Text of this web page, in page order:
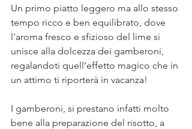
Un primo piatto leggero ma allo stesso
tempo ricco e ben equilibrato, dove
l'aroma fresco e sfizioso del lime si
unisce alla dolcezza dei gamberoni,
regalandoti quell’effetto magico che in
un attimo ti riporterà in vacanza!  ⠀
I gamberoni, si prestano infatti molto
bene alla preparazione del risotto, a